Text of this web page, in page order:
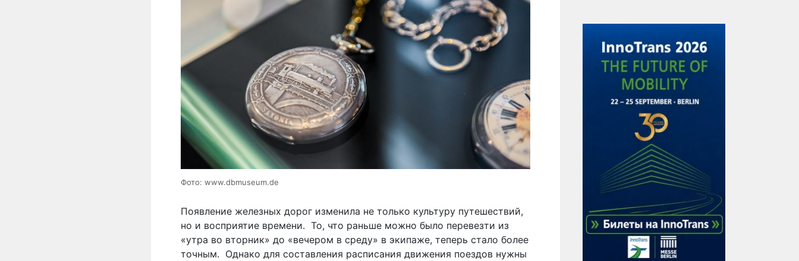
Фото: www.dbmuseum.de
Появление железных дорог изменила не только культуру путешествий,
но и восприятие времени. То, что раньше можно было перевезти из
«утра во вторник» до «вечером в среду» в экипаже, теперь стало более
точным. Однако для составления расписания движения поездов нужны